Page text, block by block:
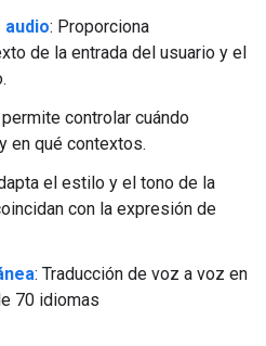
: Proporciona
de la entrada del usuario y el
permite controlar cuándo
en qué contextos.
el estilo y el tono de la
con la expresión de
: Traducción de voz a voz en
70 idiomas